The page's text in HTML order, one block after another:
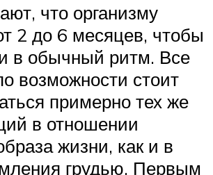
что организму
2 до 6 месяцев, чтобы
в обычный ритм. Все
возможности стоит
примерно тех же
в отношении
жизни, как и в
грудью. Первым